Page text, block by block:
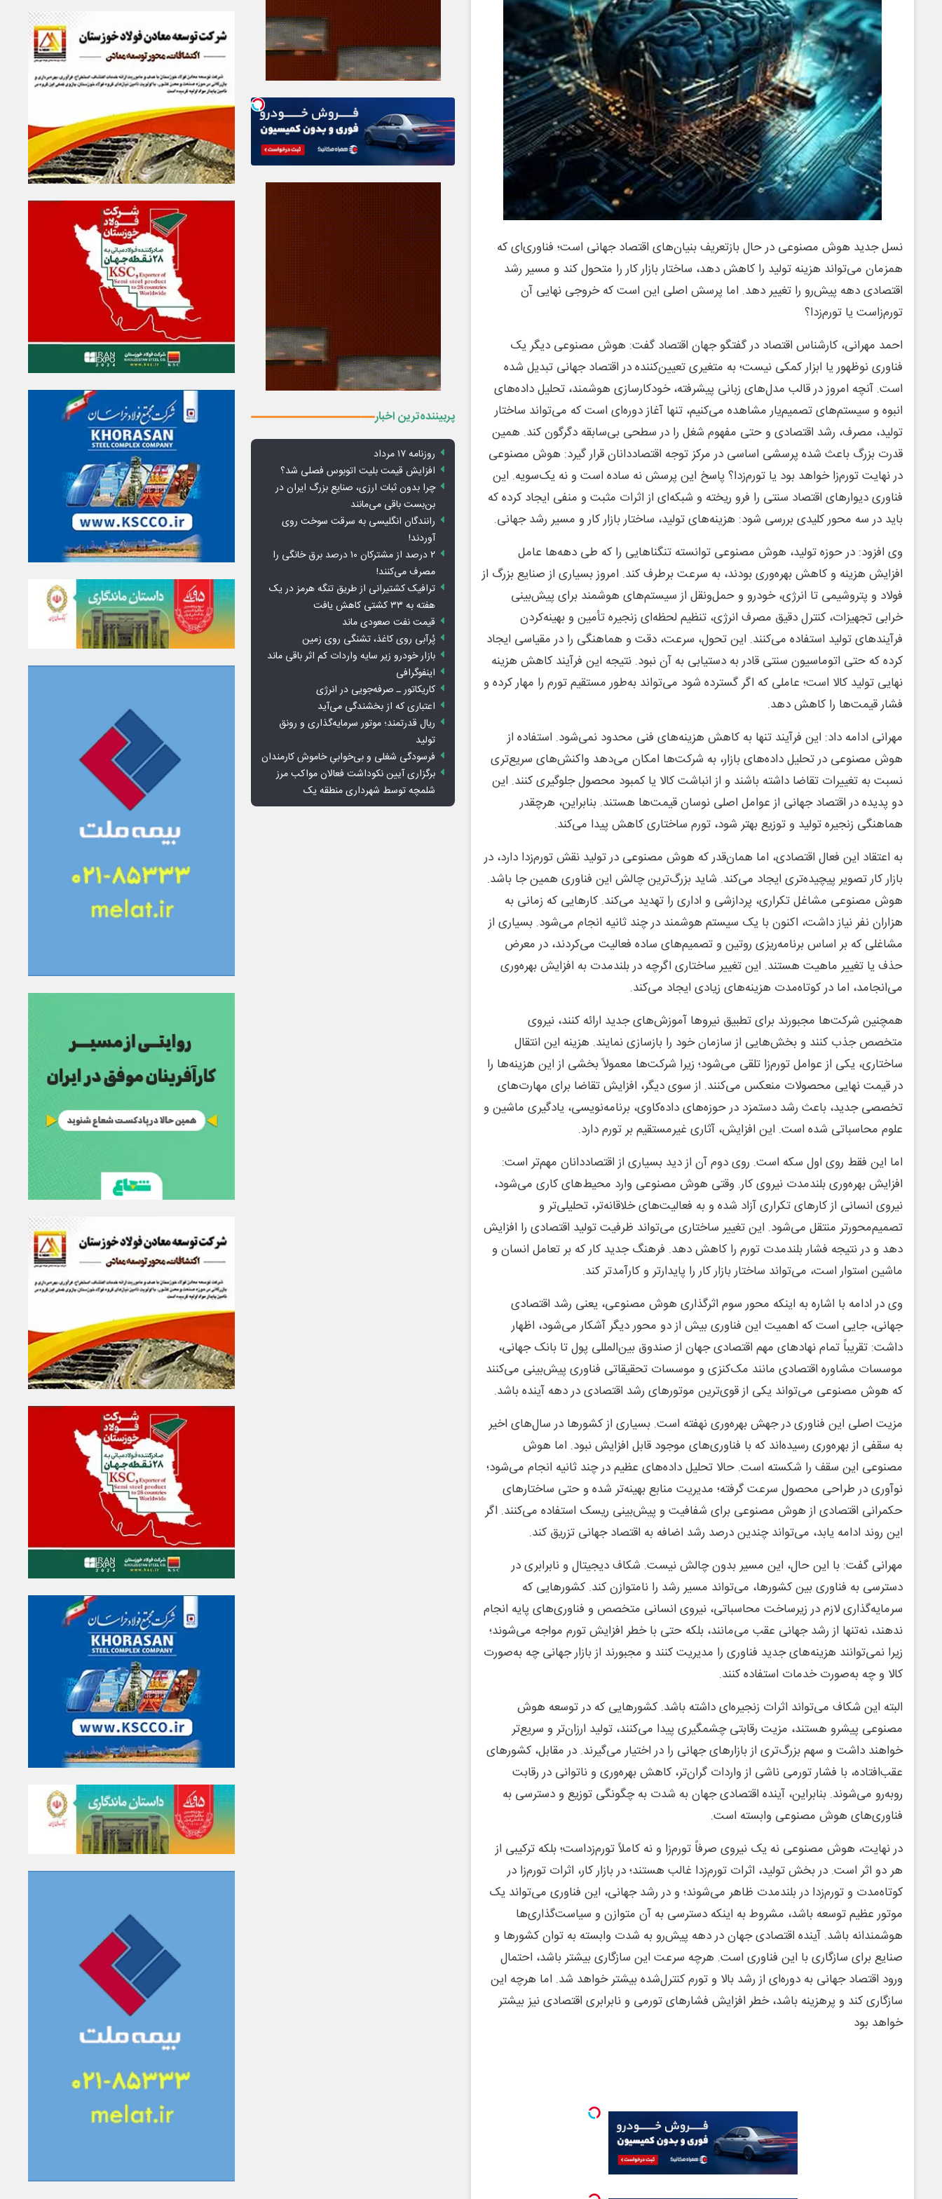
نسل جدید هوش مصنوعی در حال بازتعریف بنیان‌های اقتصاد جهانی است؛ فناوری‌ای که
همزمان می‌تواند هزینه تولید را کاهش دهد، ساختار بازار کار را متحول کند و مسیر رشد
اقتصادی دهه پیش‌رو را تغییر دهد. اما پرسش اصلی این است که خروجی نهایی آن
تورم‌زاست یا تورم‌زدا؟
احمد مهرانی، کارشناس اقتصاد در گفتگو جهان اقتصاد گفت: هوش مصنوعی دیگر یک
فناوری نوظهور یا ابزار کمکی نیست؛ به متغیری تعیین‌کننده در اقتصاد جهانی تبدیل شده
است. آنچه امروز در قالب مدل‌های زبانی پیشرفته، خودکارسازی هوشمند، تحلیل داده‌های
انبوه و سیستم‌های تصمیم‌یار مشاهده می‌کنیم، تنها آغاز دوره‌ای است که می‌تواند ساختار
تولید، مصرف، رشد اقتصادی و حتی مفهوم شغل را در سطحی بی‌سابقه دگرگون کند. همین
قدرت بزرگ باعث شده پرسشی اساسی در مرکز توجه اقتصاددانان قرار گیرد: هوش مصنوعی
در نهایت تورم‌زا خواهد بود یا تورم‌زدا؟ پاسخ این پرسش نه ساده است و نه یک‌سویه. این
فناوری دیوارهای اقتصاد سنتی را فرو ریخته و شبکه‌ای از اثرات مثبت و منفی ایجاد کرده که
باید در سه محور کلیدی بررسی شود: هزینه‌های تولید، ساختار بازار کار و مسیر رشد جهانی.
وی افزود: در حوزه تولید، هوش مصنوعی توانسته تنگناهایی را که طی دهه‌ها عامل
افزایش هزینه و کاهش بهره‌وری بودند، به سرعت برطرف کند. امروز بسیاری از صنایع بزرگ از
فولاد و پتروشیمی تا انرژی، خودرو و حمل‌ونقل از سیستم‌های هوشمند برای پیش‌بینی
خرابی تجهیزات، کنترل دقیق مصرف انرژی، تنظیم لحظه‌ای زنجیره تأمین و بهینه‌کردن
فرآیندهای تولید استفاده می‌کنند. این تحول، سرعت، دقت و هماهنگی را در مقیاسی ایجاد
کرده که حتی اتوماسیون سنتی قادر به دستیابی به آن نبود. نتیجه این فرآیند کاهش هزینه
نهایی تولید کالا است؛ عاملی که اگر گسترده شود می‌تواند به‌طور مستقیم تورم را مهار کرده و
فشار قیمت‌ها را کاهش دهد.
مهرانی ادامه داد: این فرآیند تنها به کاهش هزینه‌های فنی محدود نمی‌شود. استفاده از
هوش مصنوعی در تحلیل داده‌های بازار، به شرکت‌ها امکان می‌دهد واکنش‌های سریع‌تری
نسبت به تغییرات تقاضا داشته باشند و از انباشت کالا یا کمبود محصول جلوگیری کنند. این
دو پدیده در اقتصاد جهانی از عوامل اصلی نوسان قیمت‌ها هستند. بنابراین، هرچقدر
هماهنگی زنجیره تولید و توزیع بهتر شود، تورم ساختاری کاهش پیدا می‌کند.
به اعتقاد این فعال اقتصادی، اما همان‌قدر که هوش مصنوعی در تولید نقش تورم‌زدا دارد، در
بازار کار تصویر پیچیده‌تری ایجاد می‌کند. شاید بزرگ‌ترین چالش این فناوری همین جا باشد.
هوش مصنوعی مشاغل تکراری، پردازشی و اداری را تهدید می‌کند. کارهایی که زمانی به
هزاران نفر نیاز داشت، اکنون با یک سیستم هوشمند در چند ثانیه انجام می‌شود. بسیاری از
مشاغلی که بر اساس برنامه‌ریزی روتین و تصمیم‌های ساده فعالیت می‌کردند، در معرض
حذف یا تغییر ماهیت هستند. این تغییر ساختاری اگرچه در بلندمدت به افزایش بهره‌وری
می‌انجامد، اما در کوتاه‌مدت هزینه‌های زیادی ایجاد می‌کند.
همچنین شرکت‌ها مجبورند برای تطبیق نیروها آموزش‌های جدید ارائه کنند، نیروی
متخصص جذب کنند و بخش‌هایی از سازمان خود را بازسازی نمایند. هزینه این انتقال
ساختاری، یکی از عوامل تورم‌زا تلقی می‌شود؛ زیرا شرکت‌ها معمولاً بخشی از این هزینه‌ها را
در قیمت نهایی محصولات منعکس می‌کنند. از سوی دیگر، افزایش تقاضا برای مهارت‌های
تخصصی جدید، باعث رشد دستمزد در حوزه‌های داده‌کاوی، برنامه‌نویسی، یادگیری ماشین و
علوم محاسباتی شده است. این افزایش، آثاری غیرمستقیم بر تورم دارد.
اما این فقط روی اول سکه است. روی دوم آن از دید بسیاری از اقتصاددانان مهم‌تر است:
افزایش بهره‌وری بلندمدت نیروی کار. وقتی هوش مصنوعی وارد محیط‌های کاری می‌شود،
نیروی انسانی از کارهای تکراری آزاد شده و به فعالیت‌های خلاقانه‌تر، تحلیلی‌تر و
تصمیم‌محورتر منتقل می‌شود. این تغییر ساختاری می‌تواند ظرفیت تولید اقتصادی را افزایش
دهد و در نتیجه فشار بلندمدت تورم را کاهش دهد. فرهنگ جدید کار که بر تعامل انسان و
ماشین استوار است، می‌تواند ساختار بازار کار را پایدارتر و کارآمدتر کند.
وی در ادامه با اشاره به اینکه محور سوم اثرگذاری هوش مصنوعی، یعنی رشد اقتصادی
جهانی، جایی است که اهمیت این فناوری بیش از دو محور دیگر آشکار می‌شود، اظهار
داشت: تقریباً تمام نهادهای مهم اقتصادی جهان از صندوق بین‌المللی پول تا بانک جهانی،
موسسات مشاوره اقتصادی مانند مک‌کنزی و موسسات تحقیقاتی فناوری پیش‌بینی می‌کنند
که هوش مصنوعی می‌تواند یکی از قوی‌ترین موتورهای رشد اقتصادی در دهه آینده باشد.
مزیت اصلی این فناوری در جهش بهره‌وری نهفته است. بسیاری از کشورها در سال‌های اخیر
به سقفی از بهره‌وری رسیده‌اند که با فناوری‌های موجود قابل افزایش نبود. اما هوش
مصنوعی این سقف را شکسته است. حالا تحلیل داده‌های عظیم در چند ثانیه انجام می‌شود؛
نوآوری در طراحی محصول سرعت گرفته؛ مدیریت منابع بهینه‌تر شده و حتی ساختارهای
حکمرانی اقتصادی از هوش مصنوعی برای شفافیت و پیش‌بینی ریسک استفاده می‌کنند. اگر
این روند ادامه یابد، می‌تواند چندین درصد رشد اضافه به اقتصاد جهانی تزریق کند.
مهرانی گفت: با این حال، این مسیر بدون چالش نیست. شکاف دیجیتال و نابرابری در
دسترسی به فناوری بین کشورها، می‌تواند مسیر رشد را نامتوازن کند. کشورهایی که
سرمایه‌گذاری لازم در زیرساخت محاسباتی، نیروی انسانی متخصص و فناوری‌های پایه انجام
ندهند، نه‌تنها از رشد جهانی عقب می‌مانند، بلکه حتی با خطر افزایش تورم مواجه می‌شوند؛
زیرا نمی‌توانند هزینه‌های جدید فناوری را مدیریت کنند و مجبورند از بازار جهانی چه به‌صورت
کالا و چه به‌صورت خدمات استفاده کنند.
البته این شکاف می‌تواند اثرات زنجیره‌ای داشته باشد. کشورهایی که در توسعه هوش
مصنوعی پیشرو هستند، مزیت رقابتی چشمگیری پیدا می‌کنند، تولید ارزان‌تر و سریع‌تر
خواهند داشت و سهم بزرگ‌تری از بازارهای جهانی را در اختیار می‌گیرند. در مقابل، کشورهای
عقب‌افتاده، با فشار تورمی ناشی از واردات گران‌تر، کاهش بهره‌وری و ناتوانی در رقابت
روبه‌رو می‌شوند. بنابراین، آینده اقتصادی جهان به شدت به چگونگی توزیع و دسترسی به
فناوری‌های هوش مصنوعی وابسته است.
در نهایت، هوش مصنوعی نه یک نیروی صرفاً تورم‌زا و نه کاملاً تورم‌زداست؛ بلکه ترکیبی از
هر دو اثر است. در بخش تولید، اثرات تورم‌زدا غالب هستند؛ در بازار کار، اثرات تورم‌زا در
کوتاه‌مدت و تورم‌زدا در بلندمدت ظاهر می‌شوند؛ و در رشد جهانی، این فناوری می‌تواند یک
موتور عظیم توسعه باشد، مشروط به اینکه دسترسی به آن متوازن و سیاست‌گذاری‌ها
هوشمندانه باشد. آینده اقتصادی جهان در دهه پیش‌رو به شدت وابسته به توان کشورها و
صنایع برای سازگاری با این فناوری است. هرچه سرعت این سازگاری بیشتر باشد، احتمال
ورود اقتصاد جهانی به دوره‌ای از رشد بالا و تورم کنترل‌شده بیشتر خواهد شد. اما هرچه این
سازگاری کند و پرهزینه باشد، خطر افزایش فشارهای تورمی و نابرابری اقتصادی نیز بیشتر
خواهد بود
پربیننده‌ترین اخبار
روزنامه ۱۷ مرداد
افزایش قیمت بلیت اتوبوس فصلی شد؟
چرا بدون ثبات ارزی، صنایع بزرگ ایران در
بن‌بست باقی می‌مانند
رانندگان انگلیسی به سرقت سوخت روی
آوردند!
۲ درصد از مشترکان ۱۰ درصد برق خانگی را
مصرف می‌کنند!
ترافیک کشتیرانی از طریق تنگه هرمز در یک
هفته به ۳۳ کشتی کاهش یافت
قیمت نفت صعودی ماند
پُرآبی روی کاغذ، تشنگی روی زمین
بازار خودرو زیر سایه واردات کم اثر باقی ماند
اینفوگرافی
کاریکاتور ـ صرفه‌جویی در انرژی
اعتباری که از بخشندگی می‌آید
ریال قدرتمند؛ موتور سرمایه‌گذاری و رونق
تولید
فرسودگی شغلی و بی‌خوابیِ خاموش کارمندان
برگزاری آیین نکوداشت فعالان مواکب مرز
شلمچه توسط شهرداری منطقه یک